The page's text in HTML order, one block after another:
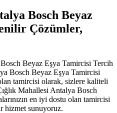
Bosch Beyaz
Çözümler,
Beyaz Eşya Tamircisi Tercih
Bosch Beyaz Eşya Tamircisi
tamircisi olarak, sizlere kaliteli
Mahallesi Antalya Bosch
en iyi dostu olan tamircisi
hizmet sunuyoruz.